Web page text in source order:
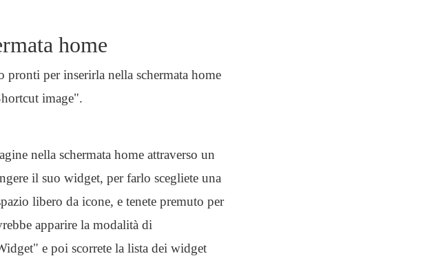
home
pronti per inserirla nella schermata home
image".
nella schermata home attraverso un
il suo widget, per farlo scegliete una
libero da icone, e tenete premuto per
apparire la modalità di
e poi scorrete la lista dei widget